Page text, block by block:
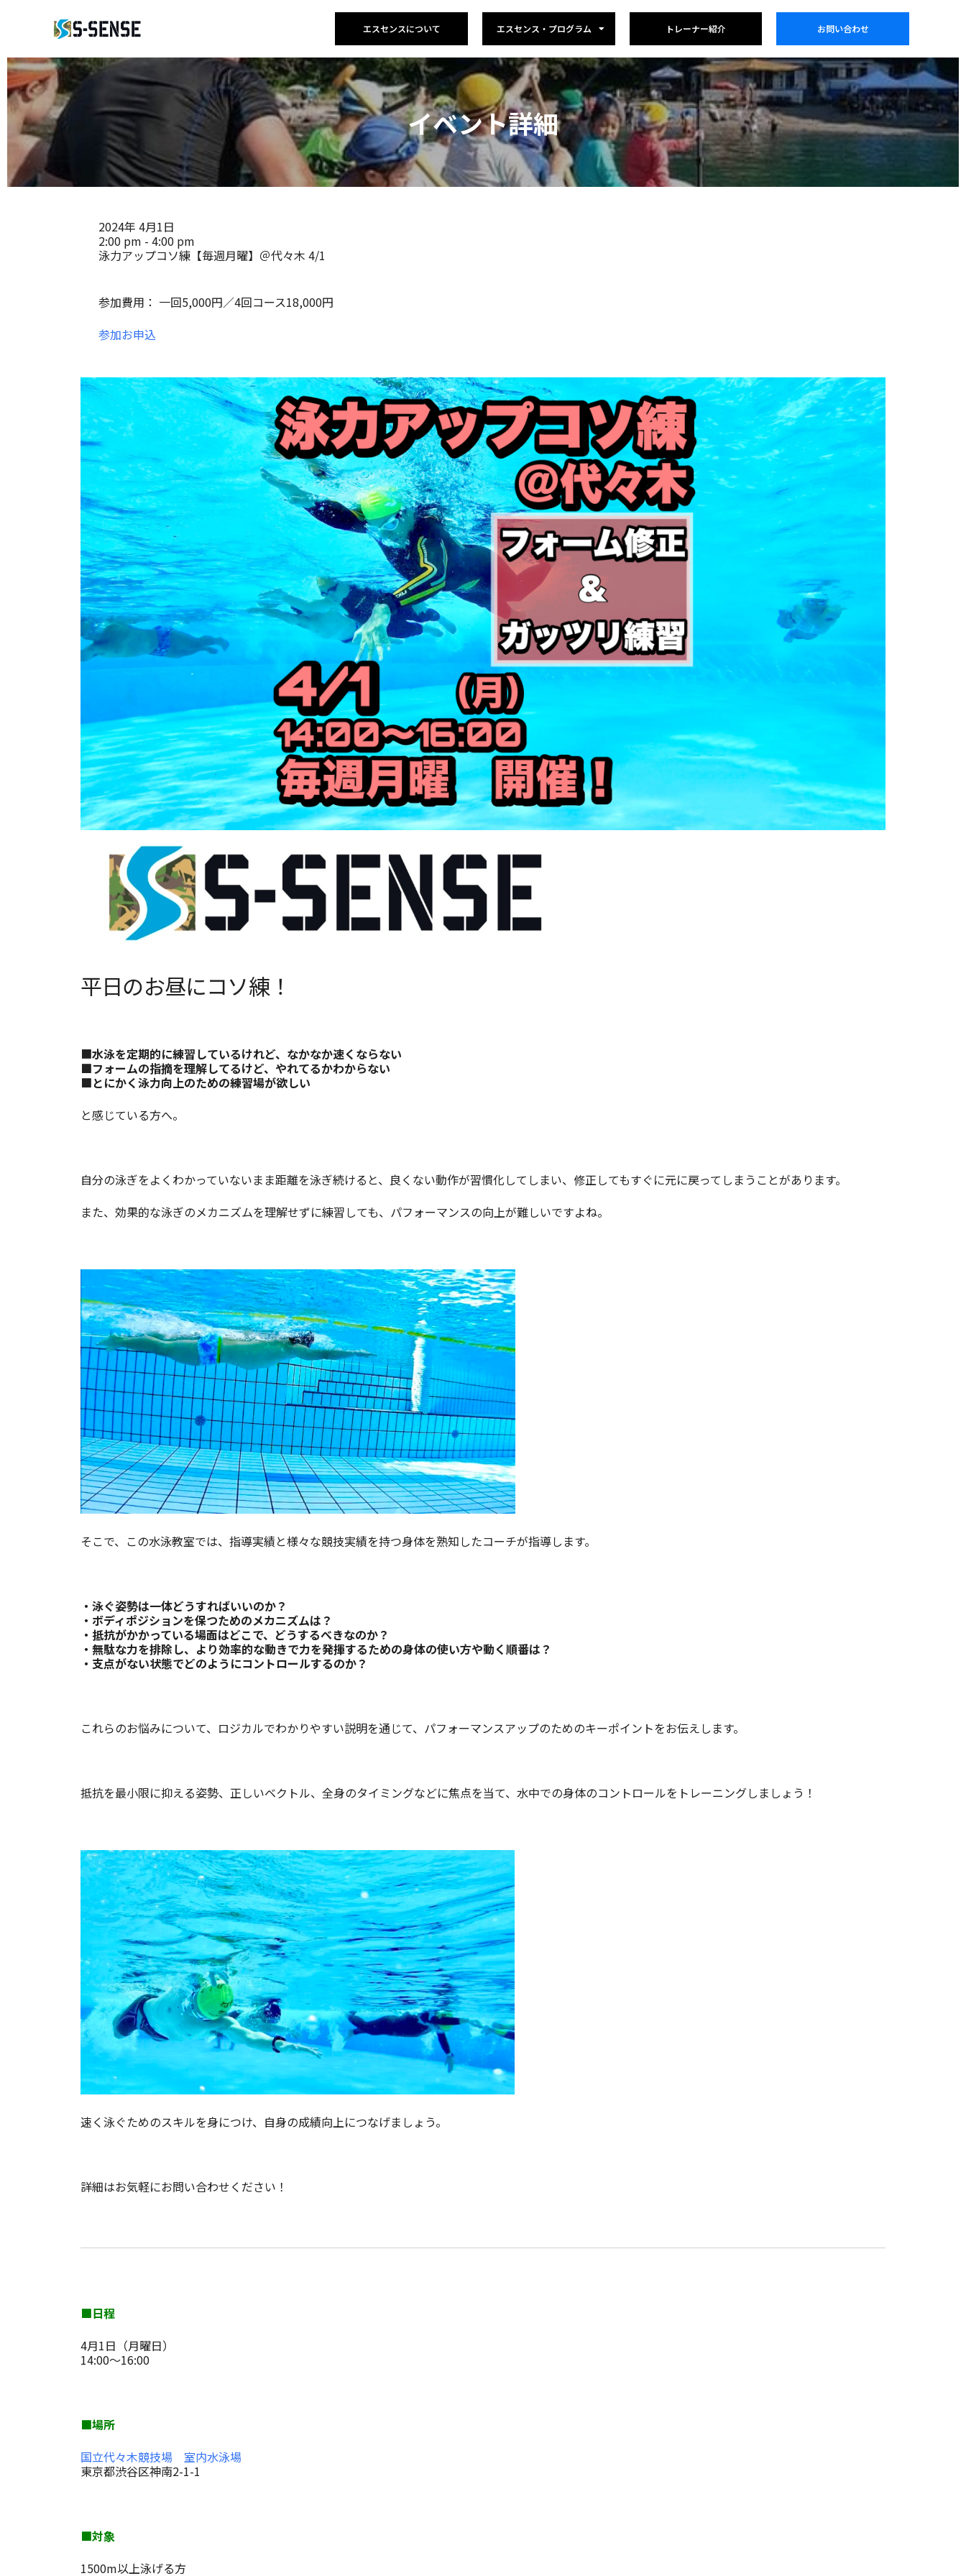
エスセンスについて エスセンス・プログラム トレーナー紹介 お問い合わせ
イベント詳細
2024年 4月1日
2:00 pm - 4:00 pm
泳力アップコソ練【毎週月曜】＠代々木 4/1
参加費用： 一回5,000円／4回コース18,000円
参加お申込
平日のお昼にコソ練！
■水泳を定期的に練習しているけれど、なかなか速くならない
■フォームの指摘を理解してるけど、やれてるかわからない
■とにかく泳力向上のための練習場が欲しい
と感じている方へ。
自分の泳ぎをよくわかっていないまま距離を泳ぎ続けると、良くない動作が習慣化してしまい、修正してもすぐに元に戻ってしまうことがあります。
また、効果的な泳ぎのメカニズムを理解せずに練習しても、パフォーマンスの向上が難しいですよね。
そこで、この水泳教室では、指導実績と様々な競技実績を持つ身体を熟知したコーチが指導します。
・泳ぐ姿勢は一体どうすればいいのか？
・ボディポジションを保つためのメカニズムは？
・抵抗がかかっている場面はどこで、どうするべきなのか？
・無駄な力を排除し、より効率的な動きで力を発揮するための身体の使い方や動く順番は？
・支点がない状態でどのようにコントロールするのか？
これらのお悩みについて、ロジカルでわかりやすい説明を通じて、パフォーマンスアップのためのキーポイントをお伝えします。
抵抗を最小限に抑える姿勢、正しいベクトル、全身のタイミングなどに焦点を当て、水中での身体のコントロールをトレーニングしましょう！
速く泳ぐためのスキルを身につけ、自身の成績向上につなげましょう。
詳細はお気軽にお問い合わせください！
■日程
4月1日（月曜日）
14:00～16:00
■場所
国立代々木競技場 室内水泳場
東京都渋谷区神南2-1-1
■対象
1500m以上泳げる方